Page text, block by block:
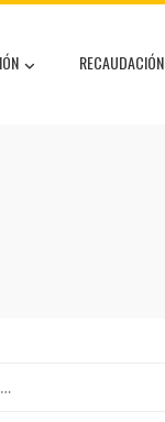
RECAUDACIÓN